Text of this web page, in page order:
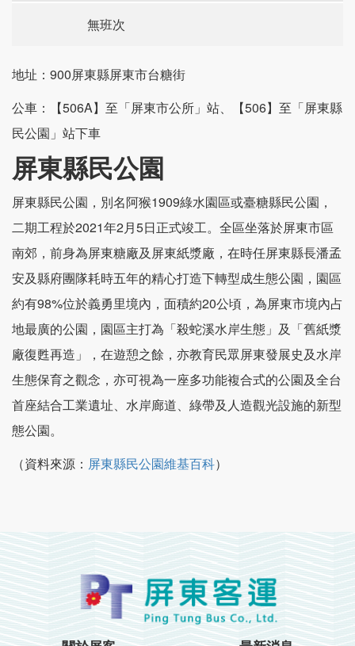
無班次
地址：900屏東縣屏東市台糖街
公車：【506A】至「屏東市公所」站、【506】至「屏東縣
民公園」站下車
屏東縣民公園
屏東縣民公園，別名阿猴1909綠水園區或臺糖縣民公園，
二期工程於2021年2月5日正式竣工。全區坐落於屏東市區
南郊，前身為屏東糖廠及屏東紙漿廠，在時任屏東縣長潘孟
安及縣府團隊耗時五年的精心打造下轉型成生態公園，園區
約有98%位於義勇里境內，面積約20公頃，為屏東市境內占
地最廣的公園，園區主打為「殺蛇溪水岸生態」及「舊紙漿
廠復甦再造」，在遊憩之餘，亦教育民眾屏東發展史及水岸
生態保育之觀念，亦可視為一座多功能複合式的公園及全台
首座結合工業遺址、水岸廊道、綠帶及人造觀光設施的新型
態公園。
（資料來源： 屏東縣民公園維基百科）